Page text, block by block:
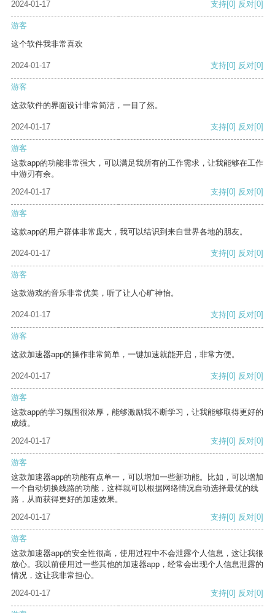
2024-01-17 支持[0] 反对[0]
游客
这个软件我非常喜欢
2024-01-17 支持[0] 反对[0]
游客
这款软件的界面设计非常简洁，一目了然。
2024-01-17 支持[0] 反对[0]
游客
这款app的功能非常强大，可以满足我所有的工作需求，让我能够在工作
中游刃有余。
2024-01-17
支持[0] 反对[0]
游客
这款app的用户群体非常庞大，我可以结识到来自世界各地的朋友。
2024-01-17 支持[0] 反对[0]
游客
这款游戏的音乐非常优美，听了让人心旷神怡。
2024-01-17 支持[0] 反对[0]
游客
这款加速器app的操作非常简单，一键加速就能开启，非常方便。
2024-01-17 支持[0] 反对[0]
游客
这款app的学习氛围很浓厚，能够激励我不断学习，让我能够取得更好的
成绩。
2024-01-17
支持[0] 反对[0]
游客
这款加速器app的功能有点单一，可以增加一些新功能。比如，可以增加
一个自动切换线路的功能，这样就可以根据网络情况自动选择最优的线
路，从而获得更好的加速效果。
2024-01-17
支持[0] 反对[0]
游客
这款加速器app的安全性很高，使用过程中不会泄露个人信息，这让我很
放心。我以前使用过一些其他的加速器app，经常会出现个人信息泄露的
情况，这让我非常担心。
2024-01-17
支持[0] 反对[0]